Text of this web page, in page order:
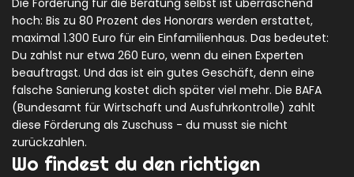
Die Förderung für die Beratung selbst ist überraschend
hoch: Bis zu 80 Prozent des Honorars werden erstattet,
maximal 1.300 Euro für ein Einfamilienhaus. Das bedeutet:
Du zahlst nur etwa 260 Euro, wenn du einen Experten
beauftragst. Und das ist ein gutes Geschäft, denn eine
falsche Sanierung kostet dich später viel mehr. Die BAFA
(Bundesamt für Wirtschaft und Ausfuhrkontrolle) zahlt
diese Förderung als Zuschuss - du musst sie nicht
zurückzahlen.
Wo findest du den richtigen